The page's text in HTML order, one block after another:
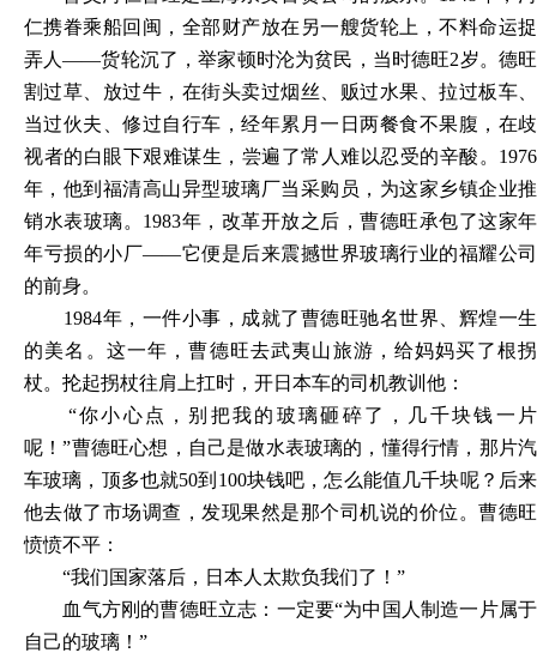
仁携眷乘船回闽，全部财产放在另一艘货轮上，不料命运捉
弄人——货轮沉了，举家顿时沦为贫民，当时德旺2岁。德旺
割过草、放过牛，在街头卖过烟丝、贩过水果、拉过板车、
当过伙夫、修过自行车，经年累月一日两餐食不果腹，在歧
视者的白眼下艰难谋生，尝遍了常人难以忍受的辛酸。1976
年，他到福清高山异型玻璃厂当采购员，为这家乡镇企业推
销水表玻璃。1983年，改革开放之后，曹德旺承包了这家年
年亏损的小厂——它便是后来震撼世界玻璃行业的福耀公司
的前身。
1984年，一件小事，成就了曹德旺驰名世界、辉煌一生
的美名。这一年，曹德旺去武夷山旅游，给妈妈买了根拐
杖。抡起拐杖往肩上扛时，开日本车的司机教训他：
“你小心点，别把我的玻璃砸碎了，几千块钱一片
呢！”曹德旺心想，自己是做水表玻璃的，懂得行情，那片汽
车玻璃，顶多也就50到100块钱吧，怎么能值几千块呢？后来
他去做了市场调查，发现果然是那个司机说的价位。曹德旺
愤愤不平：
“我们国家落后，日本人太欺负我们了！”
血气方刚的曹德旺立志：一定要“为中国人制造一片属于
自己的玻璃！”